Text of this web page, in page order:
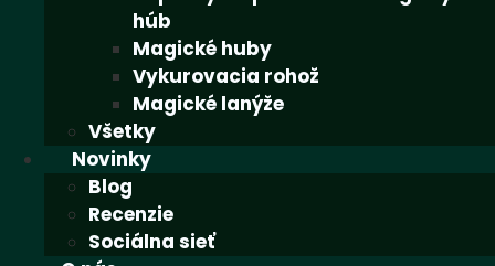
húb
Magické huby
Vykurovacia rohož
Magické lanýže
Všetky
Novinky
Blog
Recenzie
Sociálna sieť